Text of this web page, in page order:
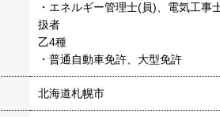
・エネルギー管理士(員)、電気工事
扱者
乙4種
・普通自動車免許、大型免許
北海道札幌市